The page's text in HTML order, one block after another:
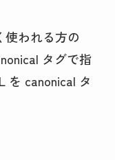
使われる方の
タグで指
を canonical タ